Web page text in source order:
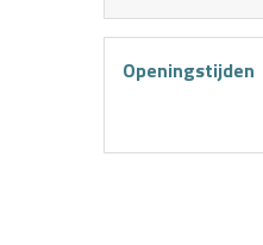
Openingstijden